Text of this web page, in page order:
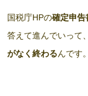
国税庁HPの確定申告
答えて進んでいって
がなく終わるんです。